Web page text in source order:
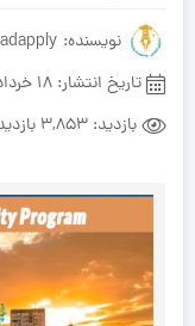
نویسنده: dadapply
تاریخ انتشار: 18 خرداد 1404
بازدید: 3,853 بازدید